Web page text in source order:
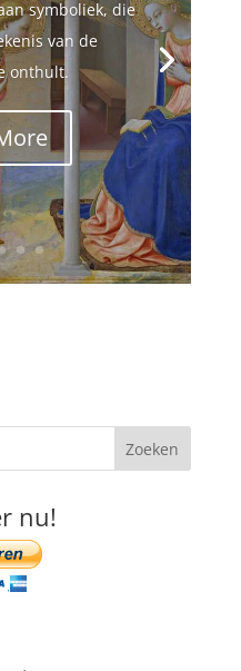
symboliek, die
van de
onthult.
nu!